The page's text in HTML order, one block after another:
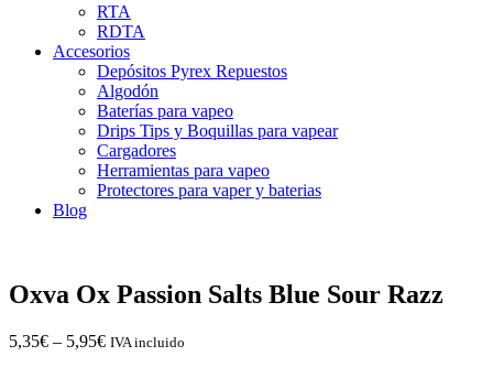
RTA
RDTA
Accesorios
Depósitos Pyrex Repuestos
Algodón
Baterías para vapeo
Drips Tips y Boquillas para vapear
Cargadores
Herramientas para vapeo
Protectores para vaper y baterias
Blog
Oxva Ox Passion Salts Blue Sour Razz
5,35€ – 5,95€ IVA incluido